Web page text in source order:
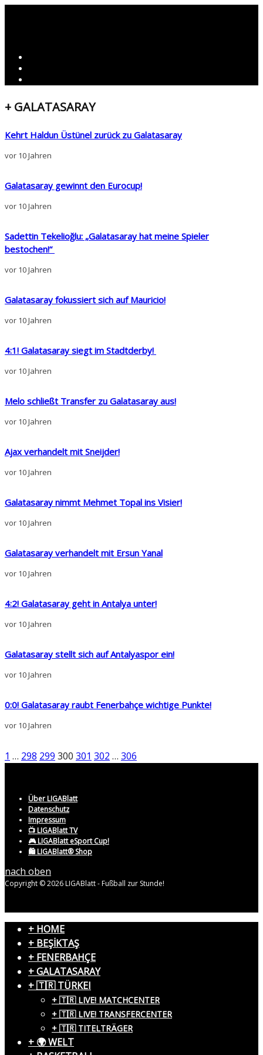
+ GALATASARAY
Kehrt Haldun Üstünel zurück zu Galatasaray
vor 10 Jahren
Galatasaray gewinnt den Eurocup!
vor 10 Jahren
Sadettin Tekelioğlu: „Galatasaray hat meine Spieler
bestochen!“
vor 10 Jahren
Galatasaray fokussiert sich auf Mauricio!
vor 10 Jahren
4:1! Galatasaray siegt im Stadtderby!
vor 10 Jahren
Melo schließt Transfer zu Galatasaray aus!
vor 10 Jahren
Ajax verhandelt mit Sneijder!
vor 10 Jahren
Galatasaray nimmt Mehmet Topal ins Visier!
vor 10 Jahren
Galatasaray verhandelt mit Ersun Yanal
vor 10 Jahren
4:2! Galatasaray geht in Antalya unter!
vor 10 Jahren
Galatasaray stellt sich auf Antalyaspor ein!
vor 10 Jahren
0:0! Galatasaray raubt Fenerbahçe wichtige Punkte!
vor 10 Jahren
1 … 298 299 300 301 302 … 306
Über LIGABlatt
Datenschutz
Impressum
📺 LIGABlatt TV
🎮 LIGABlatt eSport Cup!
🛍️ LIGABlatt® Shop
nach oben
Copyright © 2026 LIGABlatt - Fußball zur Stunde!
+ HOME
+ BEŞİKTAŞ
+ FENERBAHÇE
+ GALATASARAY
+ 🇹🇷 TÜRKEI
+ 🇹🇷 LIVE! MATCHCENTER
+ 🇹🇷 LIVE! TRANSFERCENTER
+ 🇹🇷 TITELTRÄGER
+ 🌍 WELT